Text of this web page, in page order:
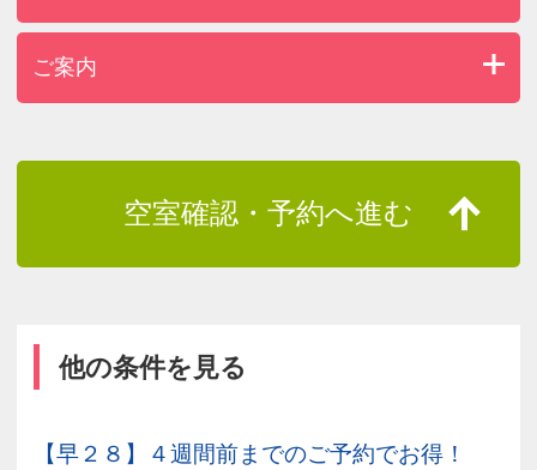
ご案内
空室確認・予約へ進む
他の条件を見る
【早２８】４週間前までのご予約でお得！